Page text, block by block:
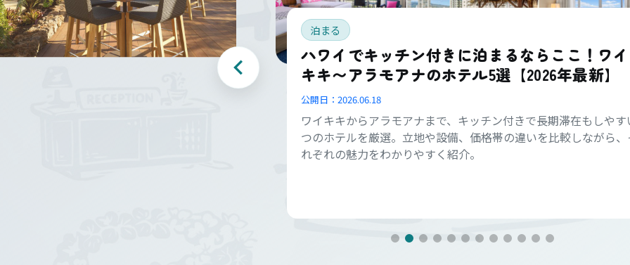
泊まる
ハワイでキッチン付きに泊まるならここ！ワイ
キキ〜アラモアナのホテル5選【2026年最新】
公開日： 2026.06.18
ワイキキからアラモアナまで、キッチン付きで長期滞在もしやす
つのホテルを厳選。立地や設備、価格帯の違いを比較しながら
れぞれの魅力をわかりやすく紹介。